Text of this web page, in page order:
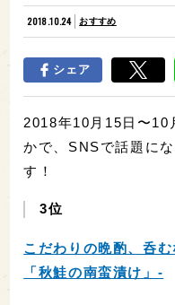
2018.10.24 おすすめ
シェア
2018年10月15日〜10
かで、SNSで話題に
す！
3位
こだわりの晩酌、呑
「秋鮭の南蛮漬け」-